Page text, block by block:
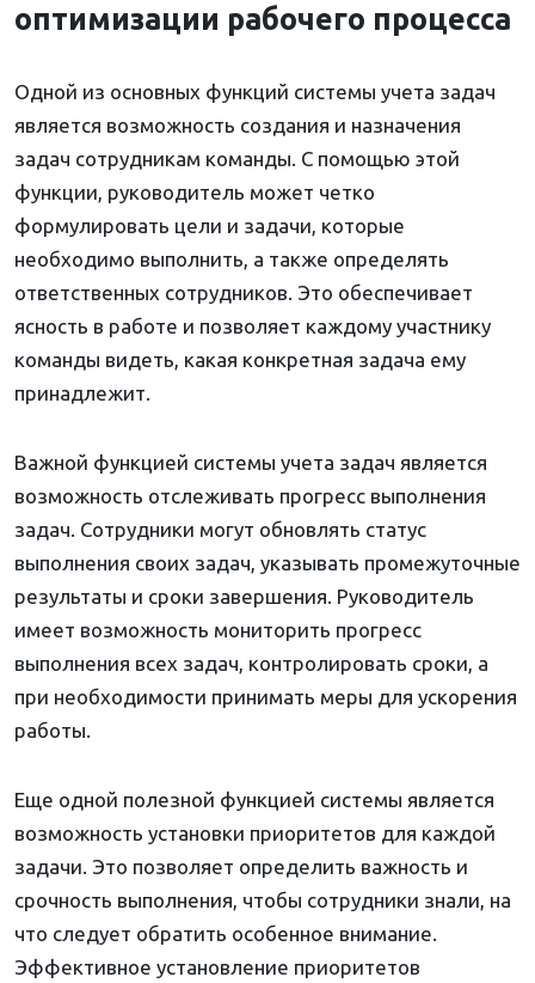
оптимизации рабочего процесса
Одной из основных функций системы учета задач
является возможность создания и назначения
задач сотрудникам команды. С помощью этой
функции, руководитель может четко
формулировать цели и задачи, которые
необходимо выполнить, а также определять
ответственных сотрудников. Это обеспечивает
ясность в работе и позволяет каждому участнику
команды видеть, какая конкретная задача ему
принадлежит.
Важной функцией системы учета задач является
возможность отслеживать прогресс выполнения
задач. Сотрудники могут обновлять статус
выполнения своих задач, указывать промежуточные
результаты и сроки завершения. Руководитель
имеет возможность мониторить прогресс
выполнения всех задач, контролировать сроки, а
при необходимости принимать меры для ускорения
работы.
Еще одной полезной функцией системы является
возможность установки приоритетов для каждой
задачи. Это позволяет определить важность и
срочность выполнения, чтобы сотрудники знали, на
что следует обратить особенное внимание.
Эффективное установление приоритетов